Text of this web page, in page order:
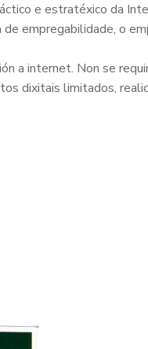
e estratéxico da
empregabilidade, o
a internet. Non se
dixitais limitados,